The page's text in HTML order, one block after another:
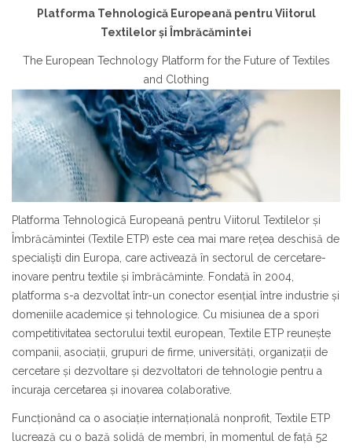
Platforma Tehnologică Europeană pentru Viitorul
Textilelor și Îmbrăcămintei
The European Technology Platform for the Future of Textiles
and Clothing
Platforma Tehnologică Europeană pentru Viitorul Textilelor și
Îmbrăcămintei (Textile ETP) este cea mai mare rețea deschisă de
specialiști din Europa, care activează în sectorul de cercetare-
inovare pentru textile și îmbrăcăminte. Fondată în 2004,
platforma s-a dezvoltat într-un conector esențial între industrie și
domeniile academice și tehnologice. Cu misiunea de a spori
competitivitatea sectorului textil european, Textile ETP reunește
companii, asociații, grupuri de firme, universități, organizații de
cercetare și dezvoltare și dezvoltatori de tehnologie pentru a
încuraja cercetarea și inovarea colaborative.
Funcționând ca o asociație internațională nonprofit, Textile ETP
lucrează cu o bază solidă de membri, în momentul de față 52